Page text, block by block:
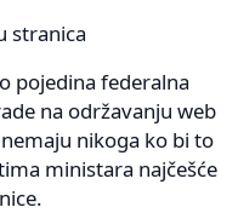
stranica
pojedina federalna
na održavanju web
nikoga ko bi to
ministara najčešće